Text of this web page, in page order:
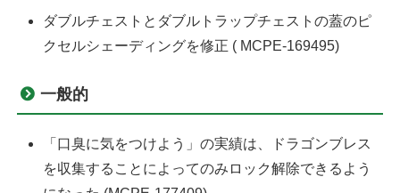
ダブルチェストとダブルトラップチェストの蓋のピ
クセルシェーディングを修正 ( MCPE-169495)
一般的
「口臭に気をつけよう」の実績は、ドラゴンブレス
を収集することによってのみロック解除できるよう